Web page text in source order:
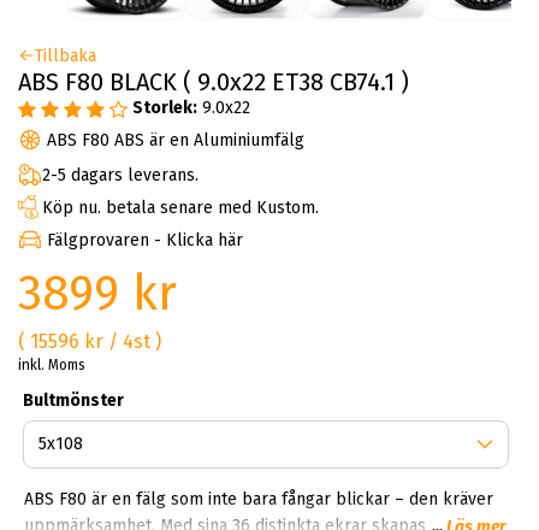
Tillbaka
ABS F80 BLACK ( 9.0x22 ET38 CB74.1 )
Storlek: 9.0x22
ABS F80 ABS är en Aluminiumfälg
2-5 dagars leverans.
Köp nu. betala senare med Kustom.
Fälgprovaren - Klicka här
3899 kr
( 15596 kr / 4st )
inkl. Moms
Bultmönster
ABS F80 är en fälg som inte bara fångar blickar – den kräver